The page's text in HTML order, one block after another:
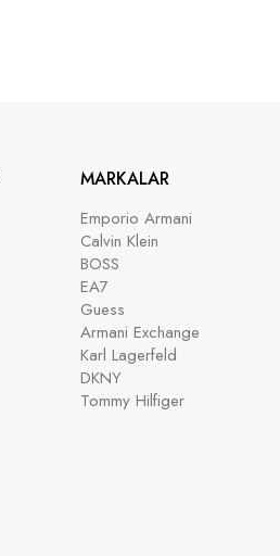
MARKALAR
Emporio Armani
Calvin Klein
BOSS
EA7
Guess
Armani Exchange
Karl Lagerfeld
DKNY
Tommy Hilfiger